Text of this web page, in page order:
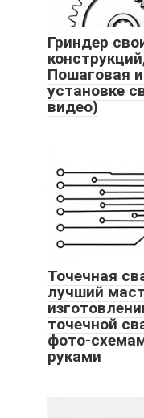
Гриндер
Пошаговая
установке
видео)
Точечная
лучший
точечной
фото-
руками